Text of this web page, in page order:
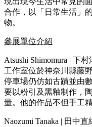
合作，以「日常生活」
物。
參展單位介紹
Atsushi Shimomura | 下村
工作室位於神奈川縣藤
停車場仍仿如古蹟並由
要以粉引及黑釉制作，
量。他的作品不但手工
Naozumi Tanaka | 田中直